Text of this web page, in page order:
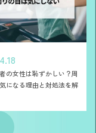
の女性は恥ずかしい？周
になる理由と対処法を解